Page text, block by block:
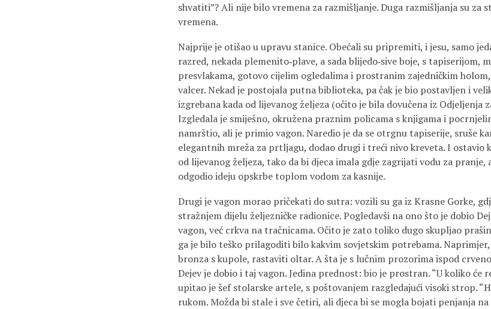
shvatiti”? Ali nije bilo vremena za razmišljanje. Duga razmišljanja su za
vremena.
Najprije je otišao u upravu stanice. Obećali su pripremiti, i jesu, samo
razred, nekada plemenito‑plave, a sada blijedo‑sive boje, s tapiserijom,
presvlakama, gotovo cijelim ogledalima i prostranim zajedničkim
valcer. Nekad je postojala putna biblioteka, pa čak je bio postavljen i
izgrebana kada od lijevanog željeza (očito je bila dovučena iz Odjeljenja
Izgledala je smiješno, okružena praznim policama s knjigama i
namrštio, ali je primio vagon. Naredio je da se otrgnu tapiserije, sruše
elegantnih mreža za prtljagu, dodao drugi i treći nivo kreveta. I ostavio
od lijevanog željeza, tako da bi djeca imala gdje zagrijati vodu za
odgodio ideju opskrbe toplom vodom za kasnije.
Drugi je vagon morao pričekati do sutra: vozili su ga iz Krasne Gorke,
stražnjem dijelu željezničke radionice. Pogledavši na ono što je dobio
vagon, već crkva na tračnicama. Očito je zato toliko dugo skupljao
ga je bilo teško prilagoditi bilo kakvim sovjetskim potrebama.
bronza s kupole, rastaviti oltar. A šta je s lučnim prozorima ispod
Dejev je dobio i taj vagon. Jedina prednost: bio je prostran. “U koliko će
upitao je šef stolarske artele, s poštovanjem razgledajući visoki strop.
rukom. Možda bi stale i sve četiri, ali djeca bi se mogla bojati penjanja na